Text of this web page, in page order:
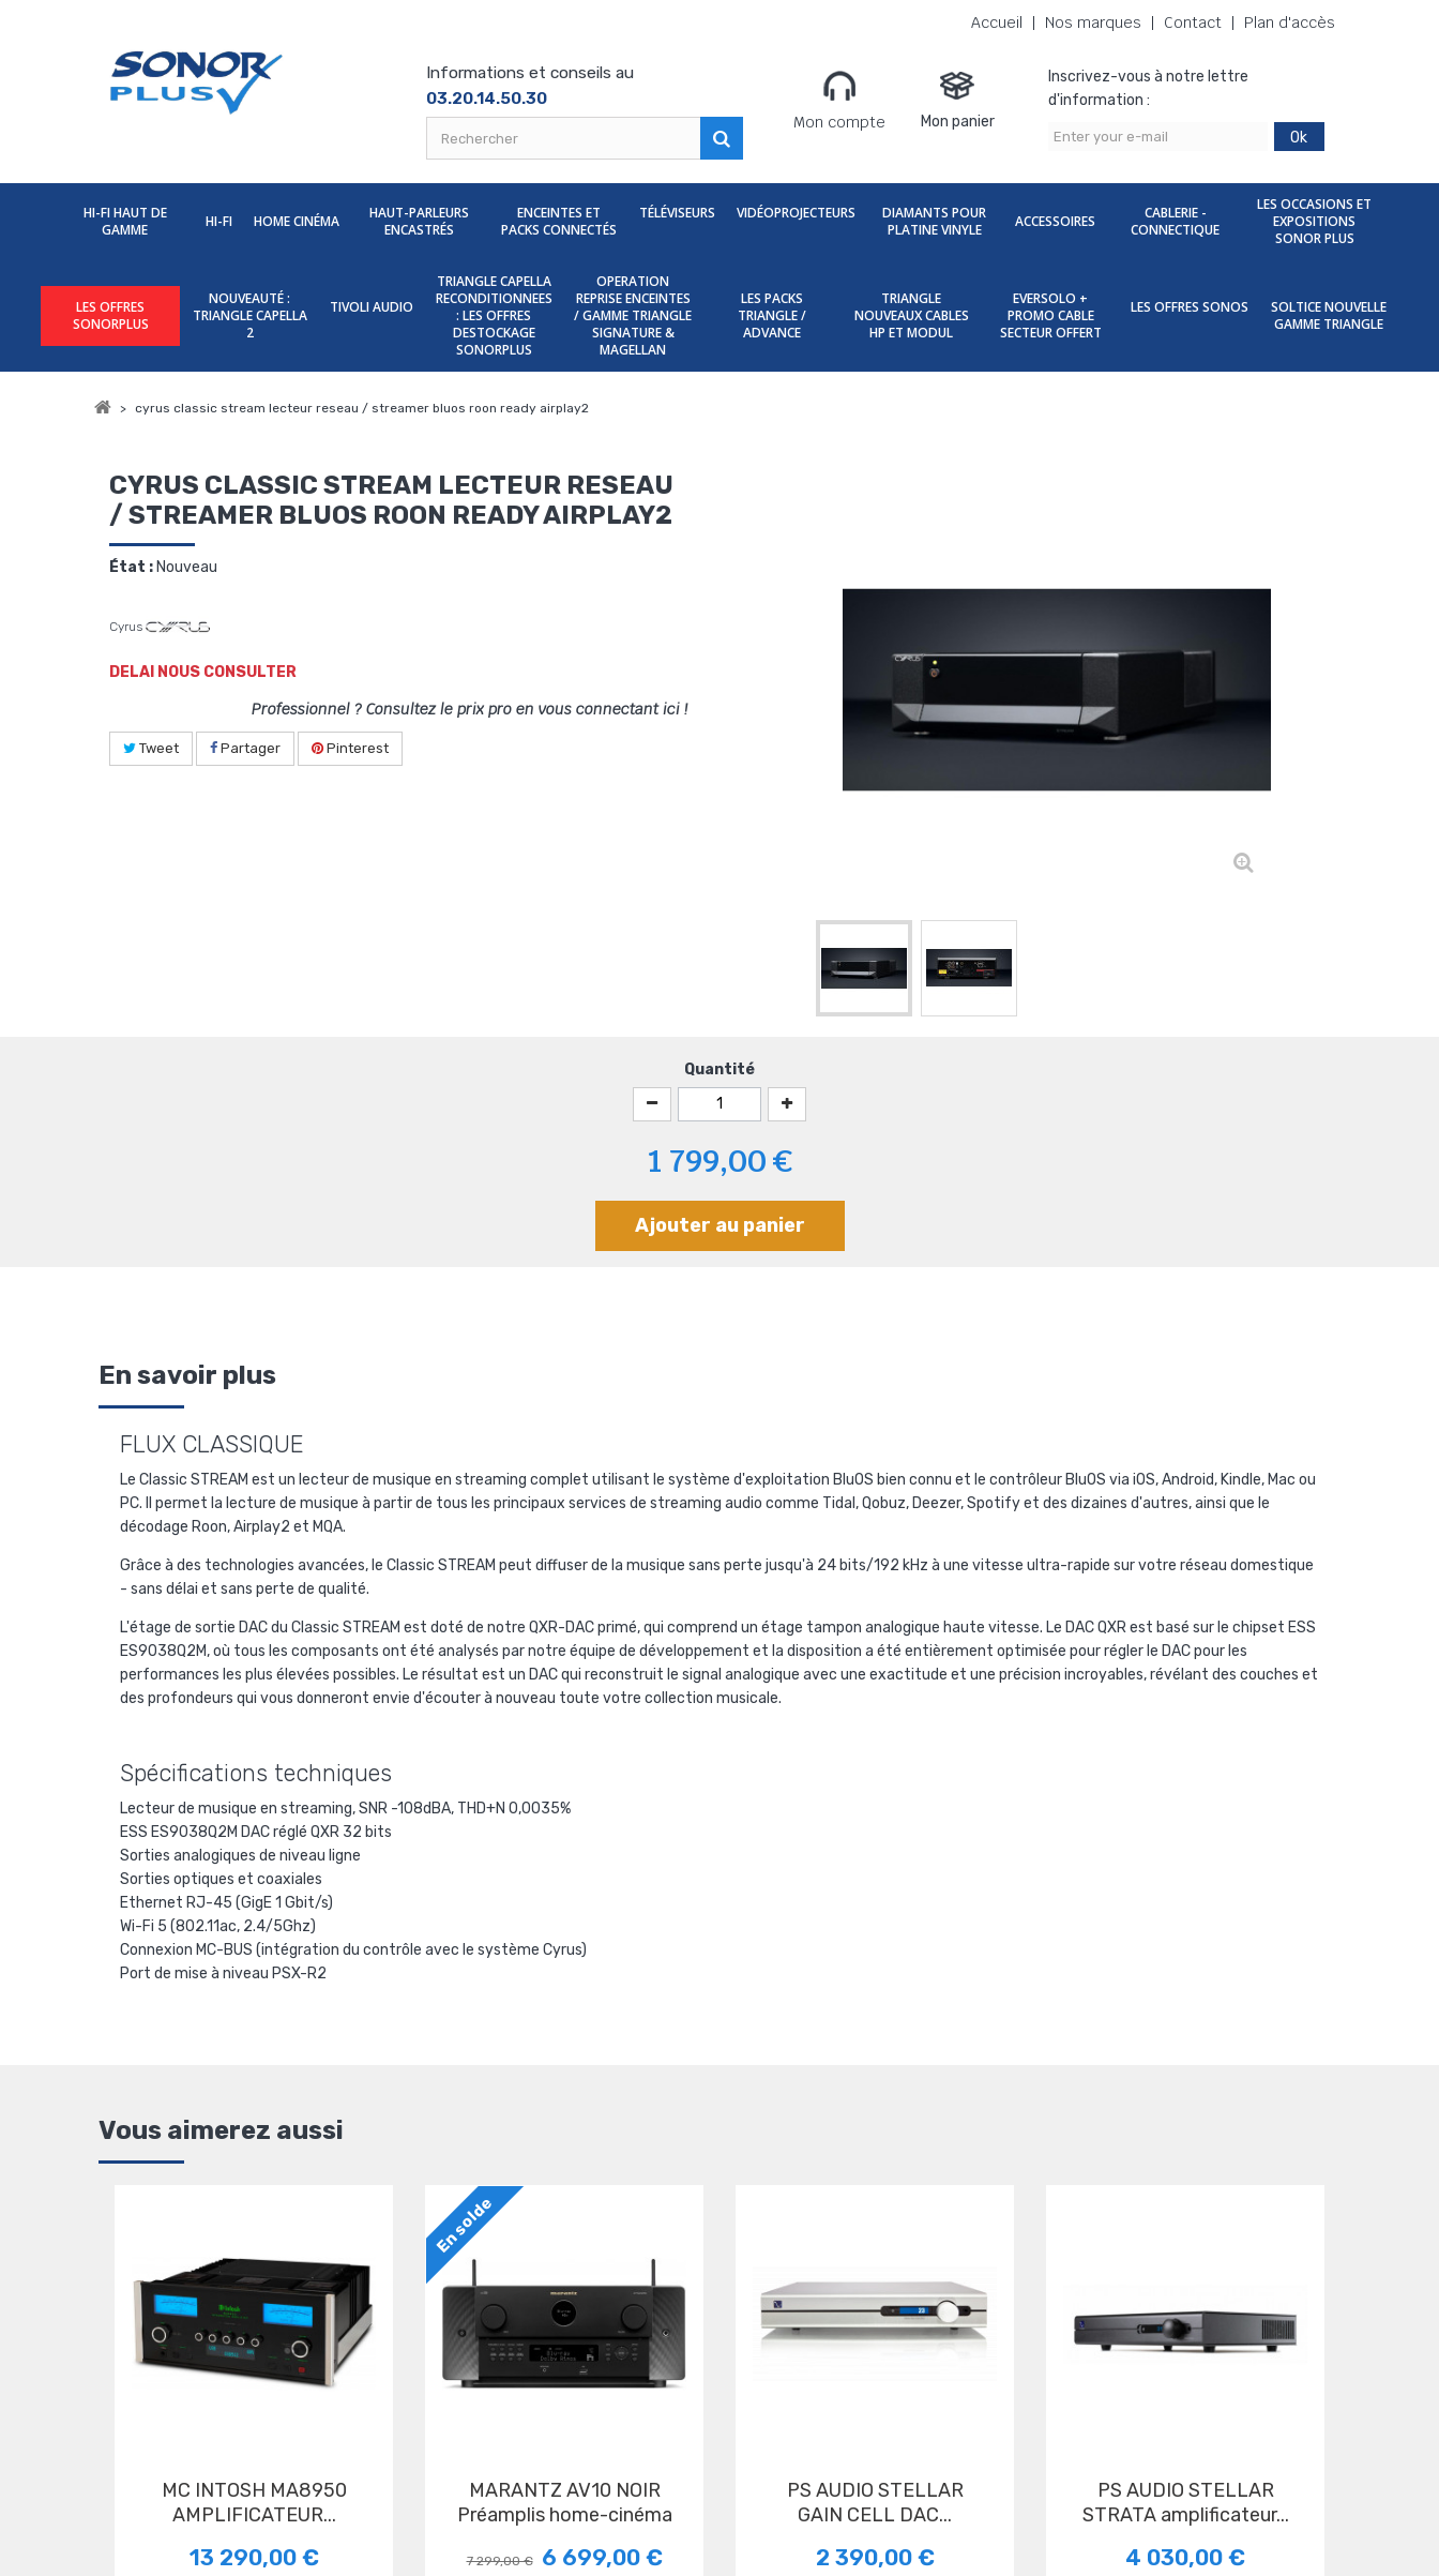
Accueil Nos marques Contact Plan d'accès
Informations et conseils au
03.20.14.50.30
Mon compte
Mon panier
Inscrivez-vous à notre lettre
d'information :
Ok
HI-FI HAUT DE
GAMME
HI-FI HOME CINÉMA
HAUT-PARLEURS
ENCASTRÉS
ENCEINTES ET
PACKS CONNECTÉS
TÉLÉVISEURS VIDÉOPROJECTEURS
DIAMANTS POUR
PLATINE VINYLE
ACCESSOIRES
CABLERIE -
CONNECTIQUE
LES OCCASIONS ET
EXPOSITIONS
SONOR PLUS
LES OFFRES
SONORPLUS
NOUVEAUTÉ :
TRIANGLE CAPELLA
2
TIVOLI AUDIO
TRIANGLE CAPELLA
RECONDITIONNEES
: LES OFFRES
DESTOCKAGE
SONORPLUS
OPERATION
REPRISE ENCEINTES
/ GAMME TRIANGLE
SIGNATURE &
MAGELLAN
LES PACKS
TRIANGLE /
ADVANCE
TRIANGLE
NOUVEAUX CABLES
HP ET MODUL
EVERSOLO +
PROMO CABLE
SECTEUR OFFERT
LES OFFRES SONOS
SOLTICE NOUVELLE
GAMME TRIANGLE
> cyrus classic stream lecteur reseau / streamer bluos roon ready airplay2
CYRUS CLASSIC STREAM LECTEUR RESEAU
/ STREAMER BLUOS ROON READY AIRPLAY2
État : Nouveau
Cyrus
DELAI NOUS CONSULTER
Professionnel ? Consultez le prix pro en vous connectant ici !
Tweet Partager Pinterest
Quantité
1 799,00 €
Ajouter au panier
En savoir plus
FLUX CLASSIQUE
Le Classic STREAM est un lecteur de musique en streaming complet utilisant le système d'exploitation BluOS bien connu et le contrôleur BluOS via iOS, Android, Kindle, Mac ou
PC. Il permet la lecture de musique à partir de tous les principaux services de streaming audio comme Tidal, Qobuz, Deezer, Spotify et des dizaines d'autres, ainsi que le
décodage Roon, Airplay2 et MQA.
Grâce à des technologies avancées, le Classic STREAM peut diffuser de la musique sans perte jusqu'à 24 bits/192 kHz à une vitesse ultra-rapide sur votre réseau domestique
- sans délai et sans perte de qualité.
L'étage de sortie DAC du Classic STREAM est doté de notre QXR-DAC primé, qui comprend un étage tampon analogique haute vitesse. Le DAC QXR est basé sur le chipset ESS
ES9038Q2M, où tous les composants ont été analysés par notre équipe de développement et la disposition a été entièrement optimisée pour régler le DAC pour les
performances les plus élevées possibles. Le résultat est un DAC qui reconstruit le signal analogique avec une exactitude et une précision incroyables, révélant des couches et
des profondeurs qui vous donneront envie d'écouter à nouveau toute votre collection musicale.
Spécifications techniques
Lecteur de musique en streaming, SNR -108dBA, THD+N 0,0035%
ESS ES9038Q2M DAC réglé QXR 32 bits
Sorties analogiques de niveau ligne
Sorties optiques et coaxiales
Ethernet RJ-45 (GigE 1 Gbit/s)
Wi-Fi 5 (802.11ac, 2.4/5Ghz)
Connexion MC-BUS (intégration du contrôle avec le système Cyrus)
Port de mise à niveau PSX-R2
Vous aimerez aussi
MC INTOSH MA8950
AMPLIFICATEUR...
13 290,00 €
En solde
MARANTZ AV10 NOIR
Préamplis home-cinéma
7 299,00 € 6 699,00 €
PS AUDIO STELLAR
GAIN CELL DAC...
2 390,00 €
PS AUDIO STELLAR
STRATA amplificateur...
4 030,00 €